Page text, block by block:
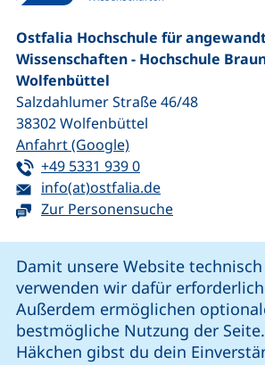
Damit unsere Website
verwenden wir dafür
Außerdem ermöglichen
bestmögliche Nutzung der
Häkchen gibst du dein
Ostfalia Hochschule für
Wissenschaften - Hochschule
Wolfenbüttel
Salzdahlumer Straße 46/48
38302Wolfenbüttel
Anfahrt (Google)(externer Link,
Tel:
+49 5331 939 0(startet einen
E-Mail:
info(at)ostfalia.de(öffnet Ihr E-
Zur Personensuche
unsere Facebook-Seite (externer
unsere LinkedIn-Seite
unsere Instagram-
unsere